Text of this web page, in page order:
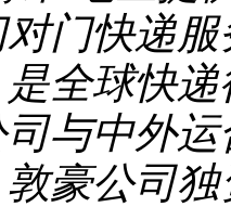
门快递
全球快
与中外
豪公司